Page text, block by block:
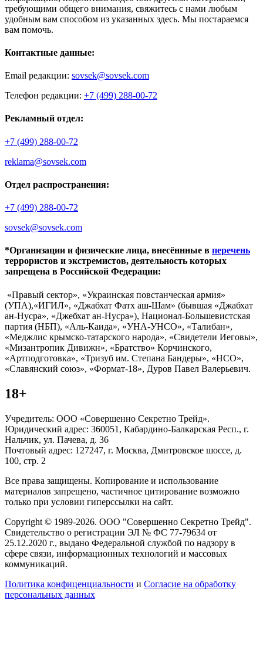
требующими общего внимания, свяжитесь с нами любым
удобным вам способом из указанных здесь. Мы постараемся
вам помочь.
Контактные данные:
Email редакции: sovsek@sovsek.com
Телефон редакции: +7 (499) 288-00-72
Рекламный отдел:
+7 (499) 288-00-72
reklama@sovsek.com
Отдел распространения:
+7 (499) 288-00-72
sovsek@sovsek.com
*Организации и физические лица, внесённные в перечень
террористов и экстремистов, деятельность которых
запрещена в Российской Федерации:
«Правый сектор», «Украинская повстанческая армия»
(УПА),«ИГИЛ», «Джабхат Фатх аш-Шам» (бывшая «Джабхат
ан-Нусра», «Джебхат ан-Нусра»), Национал-Большевистская
партия (НБП), «Аль-Каида», «УНА-УНСО», «Талибан»,
«Меджлис крымско-татарского народа», «Свидетели Иеговы»,
«Мизантропик Дивижн», «Братство» Корчинского,
«Артподготовка», «Тризуб им. Степана Бандеры», «НСО»,
«Славянский союз», «Формат-18», Дуров Павел Валерьевич.
18+
Учредитель: ООО «Совершенно Секретно Трейд».
Юридический адрес: 360051, Кабардино-Балкарская Респ., г.
Нальчик, ул. Пачева, д. 36
Почтовый адрес: 127247, г. Москва, Дмитровское шоссе, д.
100, стр. 2
Все права защищены. Копирование и использование
материалов запрещено, частичное цитирование возможно
только при условии гиперссылки на сайт.
Copyright © 1989-2026. ООО "Совершенно Секретно Трейд".
Свидетельство о регистрации ЭЛ № ФС 77-79634 от
25.12.2020 г., выдано Федеральной службой по надзору в
сфере связи, информационных технологий и массовых
коммуникаций.
Политика конфиценциальности и Согласие на обработку
персональных данных